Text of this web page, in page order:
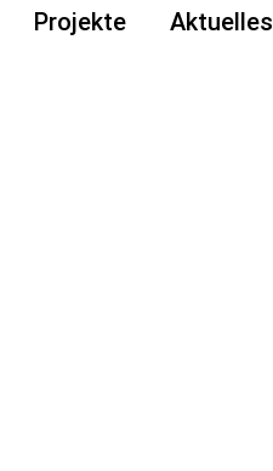
Projekte Aktuelles